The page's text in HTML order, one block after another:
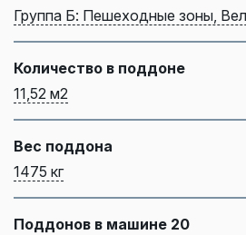
Группа Б: Пешеходные зоны,
Количество в поддоне
11,52 м2
Вес поддона
1475 кг
Поддонов в машине 20